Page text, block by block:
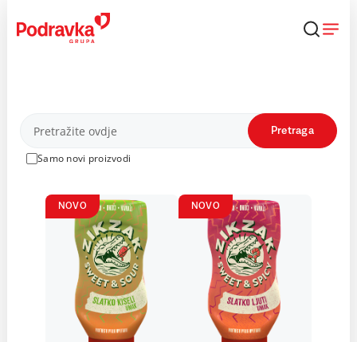
content
Proizvodi
Samo novi proizvodi
Pretraga
NOVO NOVO